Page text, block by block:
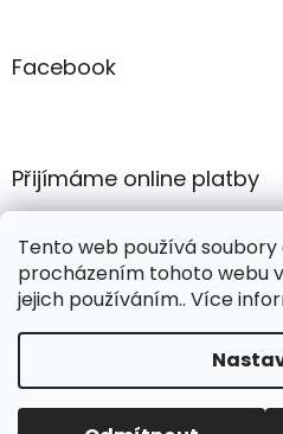
Tento web používá soubory
procházením tohoto webu
jejich používáním.. Více
Facebook
Přijímáme online platby
Copyright 2026